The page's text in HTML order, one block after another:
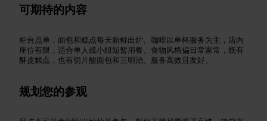
可期待的内容
柜台点单，面包和糕点每天新鲜出炉。咖啡以单杯服务为主，店内
座位有限，适合单人或小组短暂用餐。食物风格偏日常家常，既有
酥皮糕点，也有切片酸面包和三明治。服务高效且友好。
规划您的参观